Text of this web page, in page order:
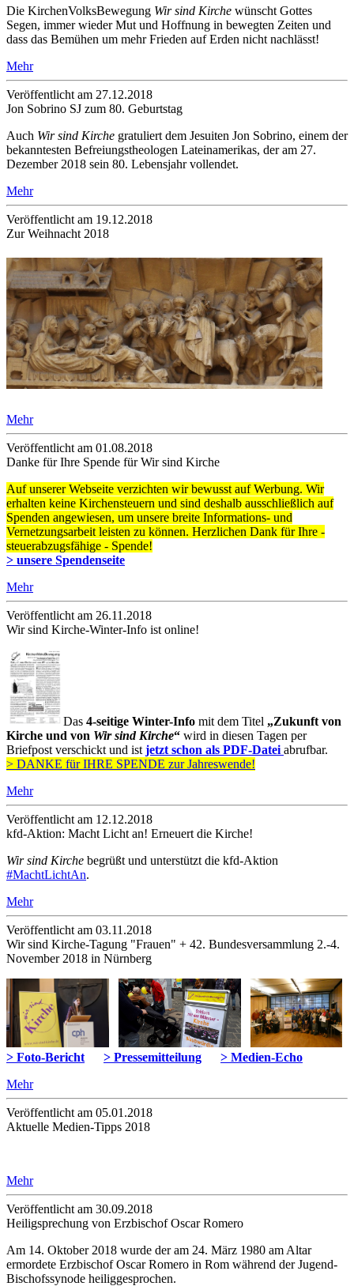
Die KirchenVolksBewegung Wir sind Kirche wünscht Gottes
Segen, immer wieder Mut und Hoffnung in bewegten Zeiten und
dass das Bemühen um mehr Frieden auf Erden nicht nachlässt!
Mehr
Veröffentlicht am 27­.12.2018
Jon Sobrino SJ zum 80. Geburtstag
Auch Wir sind Kirche gratuliert dem Jesuiten Jon Sobrino, einem der
bekanntesten Befreiungstheologen Lateinamerikas, der am 27.
Dezember 2018 sein 80. Lebensjahr vollendet.
Mehr
Veröffentlicht am 19­.12.2018
Zur Weihnacht 2018
Mehr
Veröffentlicht am 01­.08.2018
Danke für Ihre Spende für Wir sind Kirche
Auf unserer Webseite verzichten wir bewusst auf Werbung. Wir
erhalten keine Kirchensteuern und sind deshalb ausschließlich auf
Spenden angewiesen, um unsere breite Informations- und
Vernetzungsarbeit leisten zu können. Herzlichen Dank für Ihre -
steuerabzugsfähige - Spende!
> unsere Spendenseite
Mehr
Veröffentlicht am 26­.11.2018
Wir sind Kirche-Winter-Info ist online!
Das 4-seitige Winter-Info mit dem Titel „Zukunft von
Kirche und von Wir sind Kirche“ wird in diesen Tagen per
Briefpost verschickt und ist jetzt schon als PDF-Datei abrufbar.
> DANKE für IHRE SPENDE zur Jahreswende!
Mehr
Veröffentlicht am 12­.12.2018
kfd-Aktion: Macht Licht an! Erneuert die Kirche!
Wir sind Kirche begrüßt und unterstützt die kfd-Aktion
#MachtLichtAn.
Mehr
Veröffentlicht am 03­.11.2018
Wir sind Kirche-Tagung "Frauen" + 42. Bundesversammlung 2.-4.
November 2018 in Nürnberg
> Foto-Bericht > Pressemitteilung
> Medien-Echo
Mehr
Veröffentlicht am 05­.01.2018
Aktuelle Medien-Tipps 2018
Mehr
Veröffentlicht am 30­.09.2018
Heiligsprechung von Erzbischof Oscar Romero
Am 14. Oktober 2018 wurde der am 24. März 1980 am Altar
ermordete Erzbischof Oscar Romero in Rom während der Jugend-
Bischofssynode heiliggesprochen.